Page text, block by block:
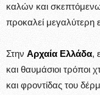
καλών και
προκαλεί μεγαλύτερη
Στην Αρχαία Ελλάδα,
και θαυμάσιοι τρόποι
και φροντίδας του